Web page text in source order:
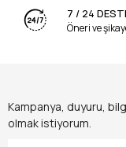
7 / 24
Öneri ve
Kampanya, duyuru,
olmak istiyorum.